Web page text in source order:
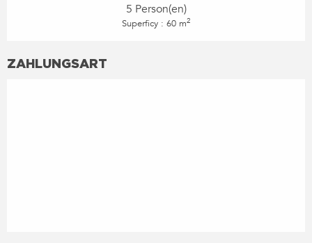
5 Person(en)
Superficy : 60 m2
ZAHLUNGSART